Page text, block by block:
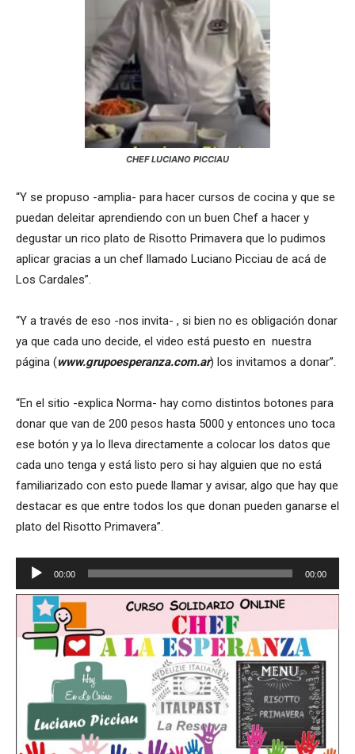
CHEF LUCIANO PICCIAU
“Y se propuso -amplia- para hacer cursos de cocina y que se
puedan deleitar aprendiendo con un buen Chef a hacer y
degustar un rico plato de Risotto Primavera que lo pudimos
aplicar gracias a un chef llamado Luciano Picciau de acá de
Los Cardales”.
“Y a través de eso -nos invita- , si bien no es obligación donar
ya que cada uno decide, el video está puesto en nuestra
página (www.grupoesperanza.com.ar) los invitamos a donar”.
“En el sitio -explica Norma- hay como distintos botones para
donar que van de 200 pesos hasta 5000 y entonces uno toca
ese botón y ya lo lleva directamente a colocar los datos que
cada uno tenga y está listo pero si hay alguien que no está
familiarizado con esto puede llamar y avisar, algo que hay que
destacar es que entre todos los que donan pueden ganarse el
plato del Risotto Primavera”.
Reproductor
de
audio
00:00 00:00